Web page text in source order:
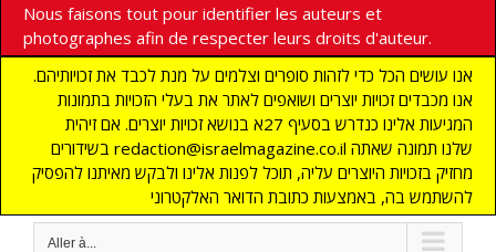
Nous faisons tout pour identifier les auteurs et
photographes afin de respecter leurs droits d'auteur.
אנו עושים הכל כדי לזהות סופרים וצלמים על מנת לכבד את זכויותיהם.
אנו מכבדים זכויות יוצרים ושואפים לאתר את בעלי הזכויות בתמונות
המגיעות אלינו כנדרש בסעיף 27א בנושא זכויות יוצרים. אם זיהית
בשידורים redaction@israelmagazine.co.il שלנו תמונה שאתה
מחזיק בזכויות היוצרים עליה, תוכל לפנות אלינו ולבקש מאיתנו להפסיק
להשתמש בה, באמצעות כתובת הדואר האלקטרוני
Aller à...